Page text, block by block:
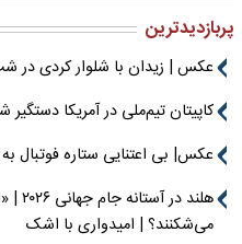
پربازدیدترین
عکس | زیدان با شلوار کردی در
کاپیتان تیم‌ملی در آمریکا دستگیر
عکس| بی اعتنایی ستاره فوتبال
می‌شکنند؟ | امیدواری با اشک